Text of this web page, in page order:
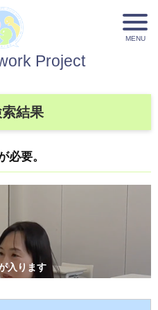
Project
結果
必要。
入ります